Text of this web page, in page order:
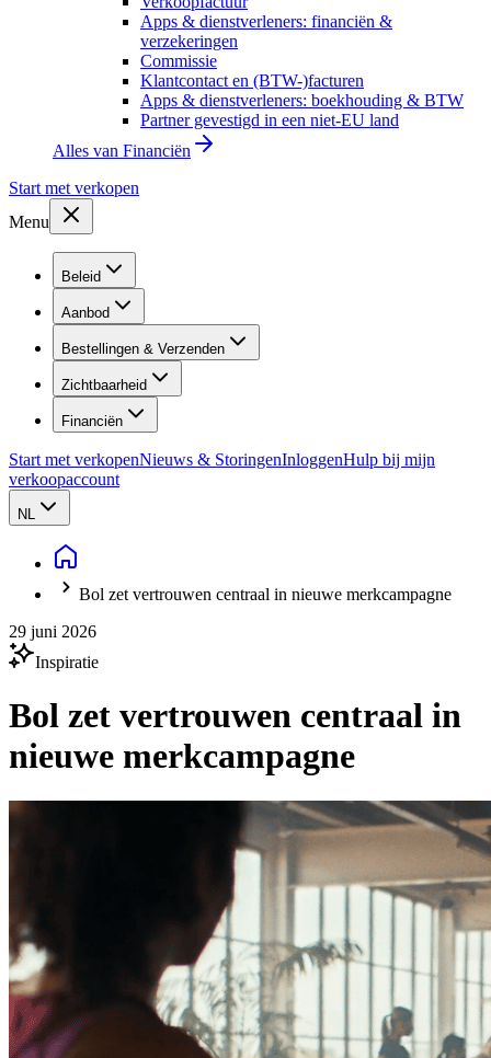
Apps & dienstverleners: financiën &
verzekeringen
Commissie
Klantcontact en (BTW-)facturen
Apps & dienstverleners: boekhouding & BTW
Partner gevestigd in een niet-EU land
Alles van Financiën
Start met verkopen
Menu
Beleid
Aanbod
Bestellingen & Verzenden
Zichtbaarheid
Financiën
Start met verkopenNieuws & StoringenInloggenHulp bij mijn
verkoopaccount
NL
Bol zet vertrouwen centraal in nieuwe merkcampagne
29 juni 2026
Inspiratie
Bol zet vertrouwen centraal in
nieuwe merkcampagne